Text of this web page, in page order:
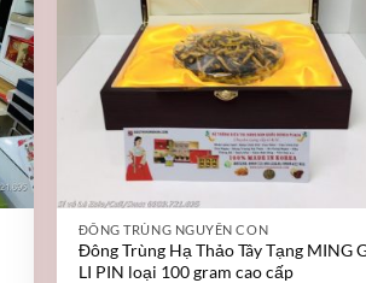
ĐÔNG TRÙNG NGUYÊN CON
Đông Trùng Hạ Thảo Tây Tạng MING
LI PIN loại 100 gram cao cấp